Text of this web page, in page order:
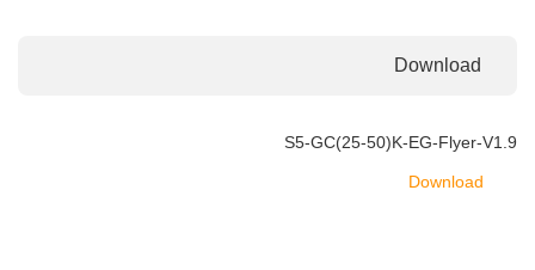
Download
S5-GC(25-50)K-EG-Flyer-V1.9
Download